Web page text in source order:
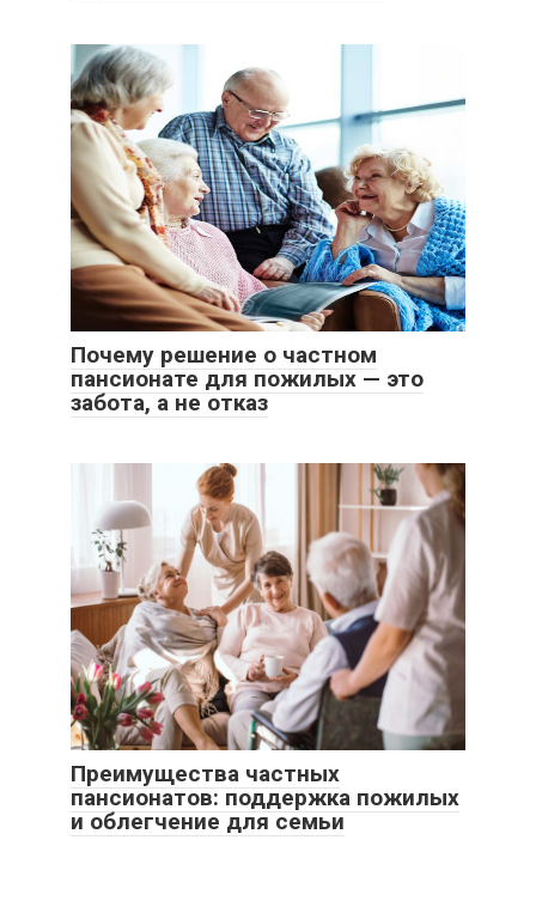
Почему решение о частном
пансионате для пожилых — это
забота, а не отказ
Преимущества частных
пансионатов: поддержка пожилых
и облегчение для семьи